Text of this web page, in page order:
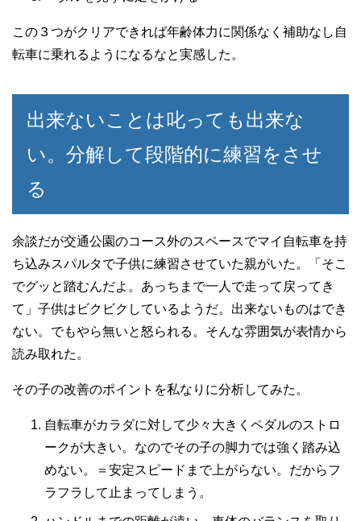
この３つがクリアできれば年齢体力に関係なく補助なし自
転車に乗れるようになるなと実感した。
出来ないことは叱っても出来な
い。分解して段階的に練習をさせ
る
余談だが交通公園のコース外のスペースでマイ自転車を持
ち込みスパルタで子供に練習させていた親がいた。「そこ
でグッと踏むんだよ。あっちまで一人で走って戻ってき
て」子供はビクビクしているようだ。出来ないものはでき
ない。でもやら無いと怒られる。そんな雰囲気が表情から
読み取れた。
その子の改善のポイントを私なりに分析してみた。
自転車がカラダに対して少々大きくペダルのストロ
ークが大きい。なのでその子の脚力では強く踏み込
めない。＝安定スピードまで上がらない。だからフ
ラフラして止まってしまう。